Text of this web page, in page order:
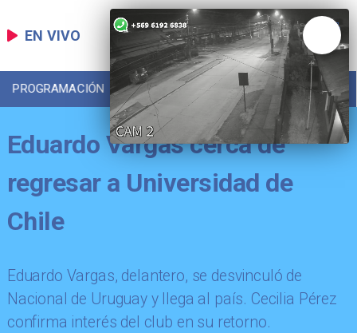
EN VIVO
PROGRAMACIÓN LOCAL DEPORTES
Eduardo Vargas cerca de
regresar a Universidad de
Chile
Eduardo Vargas, delantero, se desvinculó de
Nacional de Uruguay y llega al país. Cecilia Pérez
confirma interés del club en su retorno.